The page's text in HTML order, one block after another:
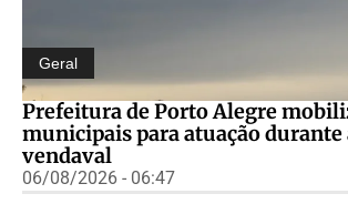
Geral
Prefeitura de Porto Alegre
municipais para atuação durante
vendaval
06/08/2026 - 06:47